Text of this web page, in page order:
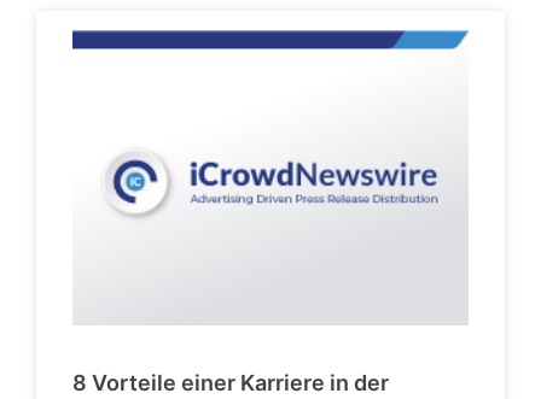
8 Vorteile einer Karriere in der